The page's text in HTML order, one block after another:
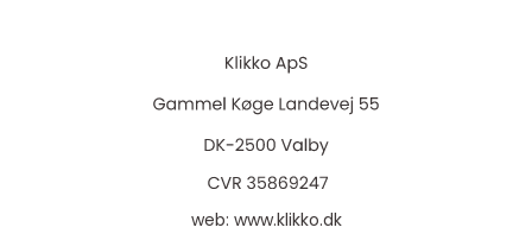
web: www.klikko.dk